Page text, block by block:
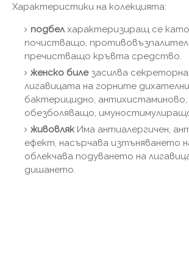
Характеристики на колекцията:
подбел характеризиращ се
почистващо,
пречистващо кръвта средство.
женско билезасилва
лигавицата на горните
бактерицидно, антихистаминово,
обезболяващо,
живовляк Има антиалергичен,
ефект, насърчава изтъняването
облекчава подуването на
дишането.